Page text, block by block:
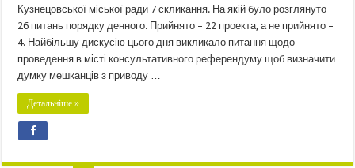
Кузнецовської міської ради 7 скликання. На якій було розглянуто
26 питань порядку денного. Прийнято – 22 проекта, а не прийнято –
4. Найбільшу дискусію цього дня викликало питання щодо
проведення в місті консультативного референдуму щоб визначити
думку мешканців з приводу …
Детальніше »